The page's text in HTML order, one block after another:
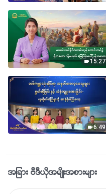
15:27
6:49
အျခား ဗီဒီယိုအမ်ိဳးအစားမ်ား